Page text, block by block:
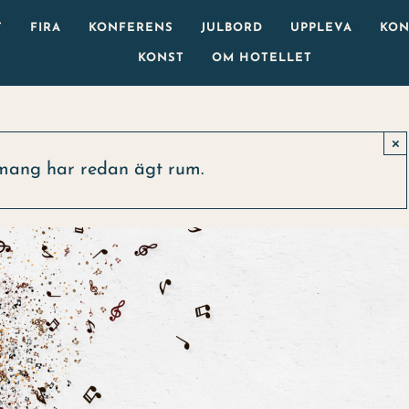
FIRA KONFERENS JULBORD UPPLEVA
KONST OM HOTELLET
har redan ägt rum.
×